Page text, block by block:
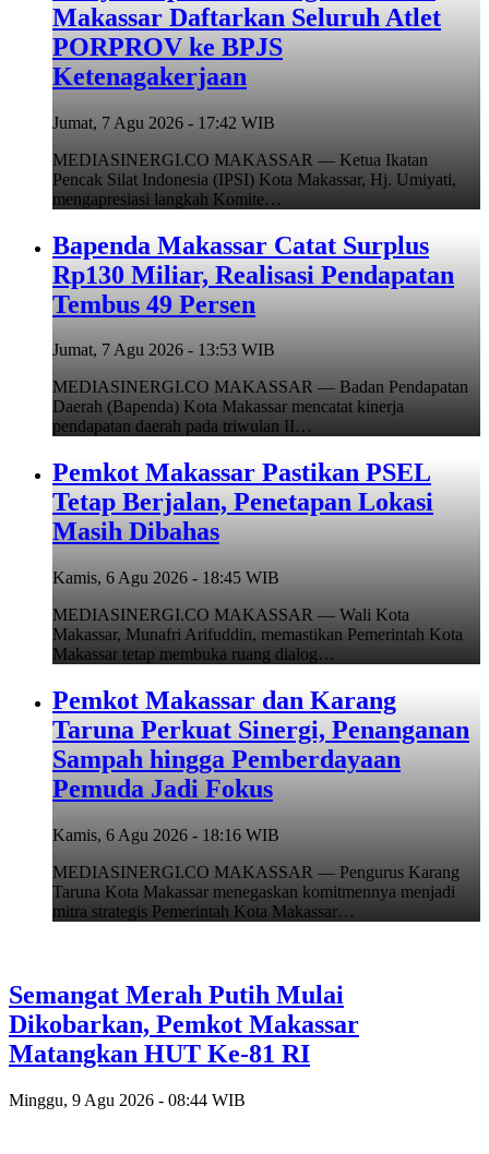
Makassar Daftarkan Seluruh Atlet
PORPROV ke BPJS
Ketenagakerjaan
Jumat, 7 Agu 2026 - 17:42 WIB
MEDIASINERGI.CO MAKASSAR — Ketua Ikatan
Pencak Silat Indonesia (IPSI) Kota Makassar, Hj. Umiyati,
mengapresiasi langkah Komite…
Bapenda Makassar Catat Surplus
Rp130 Miliar, Realisasi Pendapatan
Tembus 49 Persen
Jumat, 7 Agu 2026 - 13:53 WIB
MEDIASINERGI.CO MAKASSAR — Badan Pendapatan
Daerah (Bapenda) Kota Makassar mencatat kinerja
pendapatan daerah pada triwulan II…
Pemkot Makassar Pastikan PSEL
Tetap Berjalan, Penetapan Lokasi
Masih Dibahas
Kamis, 6 Agu 2026 - 18:45 WIB
MEDIASINERGI.CO MAKASSAR — Wali Kota
Makassar, Munafri Arifuddin, memastikan Pemerintah Kota
Makassar tetap membuka ruang dialog…
Pemkot Makassar dan Karang
Taruna Perkuat Sinergi, Penanganan
Sampah hingga Pemberdayaan
Pemuda Jadi Fokus
Kamis, 6 Agu 2026 - 18:16 WIB
MEDIASINERGI.CO MAKASSAR — Pengurus Karang
Taruna Kota Makassar menegaskan komitmennya menjadi
mitra strategis Pemerintah Kota Makassar…
Semangat Merah Putih Mulai
Dikobarkan, Pemkot Makassar
Matangkan HUT Ke-81 RI
Minggu, 9 Agu 2026 - 08:44 WIB